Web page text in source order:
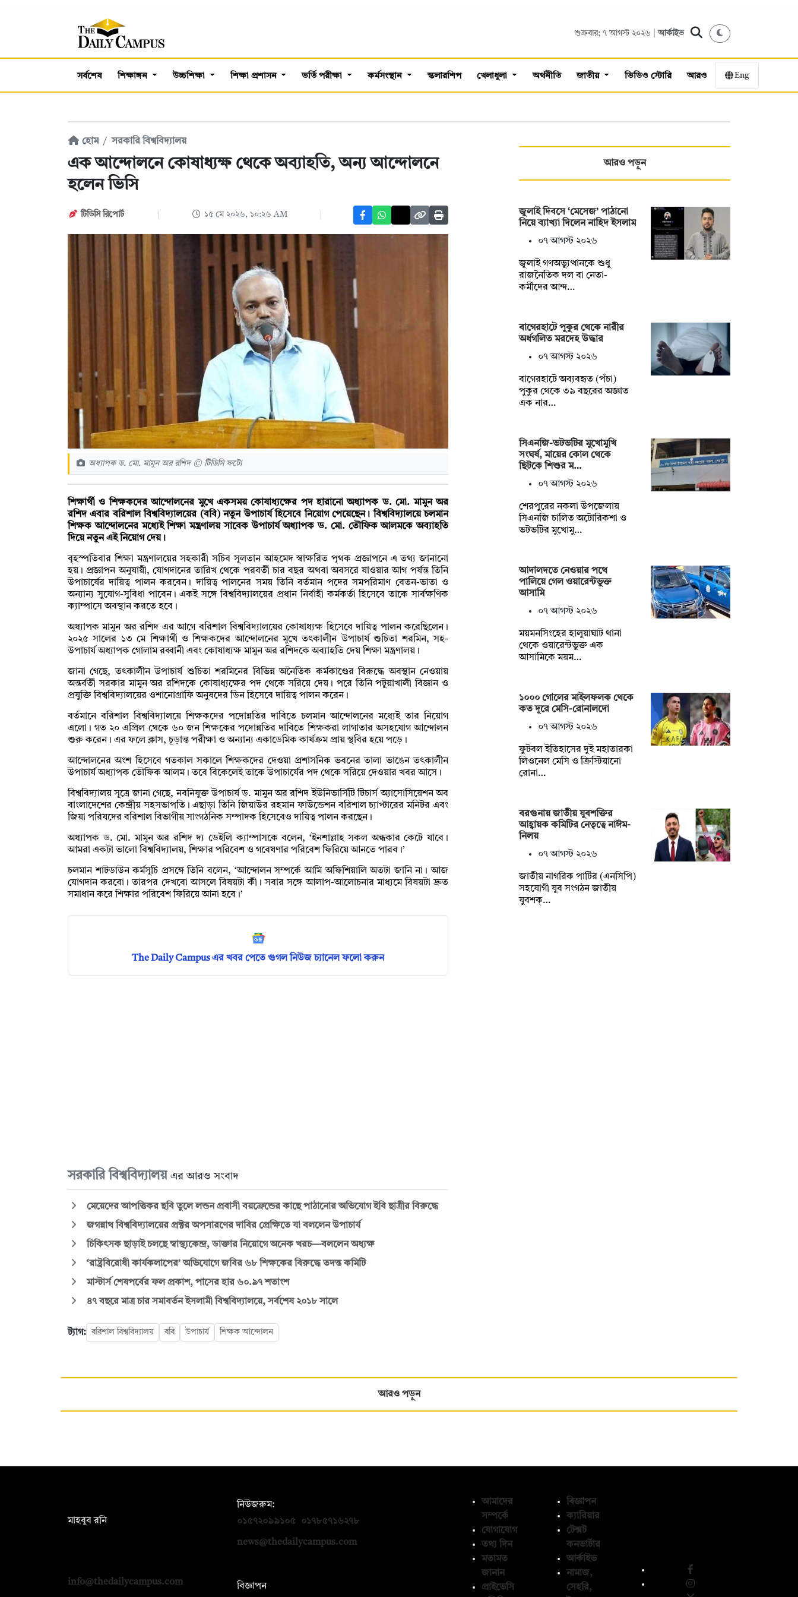
শুক্রবার; ৭ আগস্ট ২০২৬ |আর্কাইভ
সর্বশেষ শিক্ষাঙ্গন উচ্চশিক্ষা শিক্ষা প্রশাসন ভর্তি পরীক্ষা কর্মসংস্থান স্কলারশিপ খেলাধুলা অর্থনীতি জাতীয় ভিডিও স্টোরি আরও Eng
হোম সরকারি বিশ্ববিদ্যালয়
এক আন্দোলনে কোষাধ্যক্ষ থেকে অব্যাহতি, অন্য আন্দোলনে
হলেন ভিসি
টিডিসি রিপোর্ট ১৫ মে ২০২৬, ১০:২৬ AM
অধ্যাপক ড. মো. মামুন অর রশিদ © টিডিসি ফটো
শিক্ষার্থী ও শিক্ষকদের আন্দোলনের মুখে একসময় কোষাধ্যক্ষের পদ হারানো অধ্যাপক ড. মো. মামুন অর
রশিদ এবার বরিশাল বিশ্ববিদ্যালয়ের (ববি) নতুন উপাচার্য হিসেবে নিয়োগ পেয়েছেন। বিশ্ববিদ্যালয়ে চলমান
শিক্ষক আন্দোলনের মধ্যেই শিক্ষা মন্ত্রণালয় সাবেক উপাচার্য অধ্যাপক ড. মো. তৌফিক আলমকে অব্যাহতি
দিয়ে নতুন এই নিয়োগ দেয়।
বৃহস্পতিবার শিক্ষা মন্ত্রণালয়ের সহকারী সচিব সুলতান আহমেদ স্বাক্ষরিত পৃথক প্রজ্ঞাপনে এ তথ্য জানানো
হয়। প্রজ্ঞাপন অনুযায়ী, যোগদানের তারিখ থেকে পরবর্তী চার বছর অথবা অবসরে যাওয়ার আগ পর্যন্ত তিনি
উপাচার্যের দায়িত্ব পালন করবেন। দায়িত্ব পালনের সময় তিনি বর্তমান পদের সমপরিমাণ বেতন-ভাতা ও
অন্যান্য সুযোগ-সুবিধা পাবেন। একই সঙ্গে বিশ্ববিদ্যালয়ের প্রধান নির্বাহী কর্মকর্তা হিসেবে তাকে সার্বক্ষণিক
ক্যাম্পাসে অবস্থান করতে হবে।
অধ্যাপক মামুন অর রশিদ এর আগে বরিশাল বিশ্ববিদ্যালয়ের কোষাধ্যক্ষ হিসেবে দায়িত্ব পালন করেছিলেন।
২০২৫ সালের ১৩ মে শিক্ষার্থী ও শিক্ষকদের আন্দোলনের মুখে তৎকালীন উপাচার্য শুচিতা শরমিন, সহ-
উপাচার্য অধ্যাপক গোলাম রব্বানী এবং কোষাধ্যক্ষ মামুন অর রশিদকে অব্যাহতি দেয় শিক্ষা মন্ত্রণালয়।
জানা গেছে, তৎকালীন উপাচার্য শুচিতা শরমিনের বিভিন্ন অনৈতিক কর্মকাণ্ডের বিরুদ্ধে অবস্থান নেওয়ায়
অন্তর্বর্তী সরকার মামুন অর রশিদকে কোষাধ্যক্ষের পদ থেকে সরিয়ে দেয়। পরে তিনি পটুয়াখালী বিজ্ঞান ও
প্রযুক্তি বিশ্ববিদ্যালয়ের ওশানোগ্রাফি অনুষদের ডিন হিসেবে দায়িত্ব পালন করেন।
বর্তমানে বরিশাল বিশ্ববিদ্যালয়ে শিক্ষকদের পদোন্নতির দাবিতে চলমান আন্দোলনের মধ্যেই তার নিয়োগ
এলো। গত ২০ এপ্রিল থেকে ৬০ জন শিক্ষকের পদোন্নতির দাবিতে শিক্ষকরা লাগাতার অসহযোগ আন্দোলন
শুরু করেন। এর ফলে ক্লাস, চূড়ান্ত পরীক্ষা ও অন্যান্য একাডেমিক কার্যক্রম প্রায় স্থবির হয়ে পড়ে।
আন্দোলনের অংশ হিসেবে গতকাল সকালে শিক্ষকদের দেওয়া প্রশাসনিক ভবনের তালা ভাঙেন তৎকালীন
উপাচার্য অধ্যাপক তৌফিক আলম। তবে বিকেলেই তাকে উপাচার্যের পদ থেকে সরিয়ে দেওয়ার খবর আসে।
বিশ্ববিদ্যালয় সূত্রে জানা গেছে, নবনিযুক্ত উপাচার্য ড. মামুন অর রশিদ ইউনিভার্সিটি টিচার্স অ্যাসোসিয়েশন অব
বাংলাদেশের কেন্দ্রীয় সহসভাপতি। এছাড়া তিনি জিয়াউর রহমান ফাউন্ডেশন বরিশাল চ্যাপ্টারের মনিটর এবং
জিয়া পরিষদের বরিশাল বিভাগীয় সাংগঠনিক সম্পাদক হিসেবেও দায়িত্ব পালন করছেন।
অধ্যাপক ড. মো. মামুন অর রশিদ দ্য ডেইলি ক্যাম্পাসকে বলেন, ‘ইনশাল্লাহ সকল অন্ধকার কেটে যাবে।
আমরা একটা ভালো বিশ্ববিদ্যালয়, শিক্ষার পরিবেশ ও গবেষণার পরিবেশ ফিরিয়ে আনতে পারব।’
চলমান শাটডাউন কর্মসূচি প্রসঙ্গে তিনি বলেন, ‘আন্দোলন সম্পর্কে আমি অফিশিয়ালি অতটা জানি না। আজ
যোগদান করবো। তারপর দেখবো আসলে বিষয়টা কী। সবার সঙ্গে আলাপ-আলোচনার মাধ্যমে বিষয়টা দ্রুত
সমাধান করে শিক্ষার পরিবেশ ফিরিয়ে আনা হবে।’
The Daily Campus এর খবর পেতে গুগল নিউজ চ্যানেল ফলো করুন
সরকারি বিশ্ববিদ্যালয় এর আরও সংবাদ
মেয়েদের আপত্তিকর ছবি তুলে লন্ডন প্রবাসী বয়ফ্রেন্ডের কাছে পাঠানোর অভিযোগ ইবি ছাত্রীর বিরুদ্ধে
জগন্নাথ বিশ্ববিদ্যালয়ের প্রক্টর অপসারণের দাবির প্রেক্ষিতে যা বললেন উপাচার্য
চিকিৎসক ছাড়াই চলছে স্বাস্থ্যকেন্দ্র, ডাক্তার নিয়োগে অনেক খরচ—বললেন অধ্যক্ষ
‘রাষ্ট্রবিরোধী কার্যকলাপের’ অভিযোগে জবির ৬৮ শিক্ষকের বিরুদ্ধে তদন্ত কমিটি
মাস্টার্স শেষপর্বের ফল প্রকাশ, পাসের হার ৬০.৯৭ শতাংশ
৪৭ বছরে মাত্র চার সমাবর্তন ইসলামী বিশ্ববিদ্যালয়ে, সর্বশেষ ২০১৮ সালে
ট্যাগ: বরিশাল বিশ্ববিদ্যালয় ববি উপাচার্য শিক্ষক আন্দোলন
আরও পড়ুন
জুলাই দিবসে ‘মেসেজ’ পাঠানো
নিয়ে ব্যাখ্যা দিলেন নাহিদ ইসলাম
০৭ আগস্ট ২০২৬
জুলাই গণঅভ্যুত্থানকে শুধু
রাজনৈতিক দল বা নেতা-
কর্মীদের আন্দ…
বাগেরহাটে পুকুর থেকে নারীর
অর্ধগলিত মরদেহ উদ্ধার
০৭ আগস্ট ২০২৬
বাগেরহাটে অব্যবহৃত (পঁচা)
পুকুর থেকে ৩৯ বছরের অজ্ঞাত
এক নার…
সিএনজি-ভটভটির মুখোমুখি
সংঘর্ষ, মায়ের কোল থেকে
ছিটকে শিশুর ম…
০৭ আগস্ট ২০২৬
শেরপুরের নকলা উপজেলায়
সিএনজি চালিত অটোরিকশা ও
ভটভটির মুখোমু…
আদালদতে নেওয়ার পথে
পালিয়ে গেল ওয়ারেন্টভুক্ত
আসামি
০৭ আগস্ট ২০২৬
ময়মনসিংহের হালুয়াঘাট থানা
থেকে ওয়ারেন্টভুক্ত এক
আসামিকে ময়ম…
১০০০ গোলের মাইলফলক থেকে
কত দূরে মেসি-রোনালদো
০৭ আগস্ট ২০২৬
ফুটবল ইতিহাসের দুই মহাতারকা
লিওনেল মেসি ও ক্রিস্টিয়ানো
রোনা…
বরগুনায় জাতীয় যুবশক্তির
আহ্বায়ক কমিটির নেতৃত্বে নাঈম-
নিলয়
০৭ আগস্ট ২০২৬
জাতীয় নাগরিক পার্টির (এনসিপি)
সহযোগী যুব সংগঠন জাতীয়
যুবশক্…
আরও পড়ুন
মাহবুব রনি
info@thedailycampus.com
নিউজরুম:
০১৫৭২০৯৯১০৫
০১৭৮৫৭১৬২৭৮
news@thedailycampus.com
বিজ্ঞাপন
আমাদের
সম্পর্কে
যোগাযোগ
তথ্য দিন
মতামত
জানান
প্রাইভেসি
বিজ্ঞাপন
ক্যারিয়ার
টেক্সট
কনভার্টার
আর্কাইভ
নামাজ,
সেহরি,